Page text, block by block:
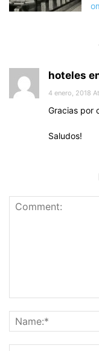
hoteles
4 enero, 2018
Gracias por
Saludos!